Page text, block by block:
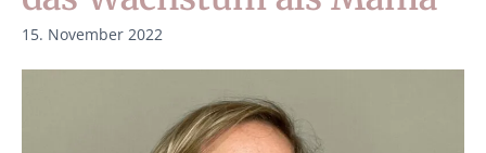
15. November 2022